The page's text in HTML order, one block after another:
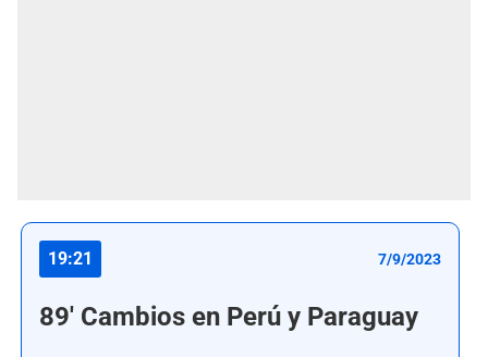
19:21 7/9/2023
89' Cambios en Perú y Paraguay